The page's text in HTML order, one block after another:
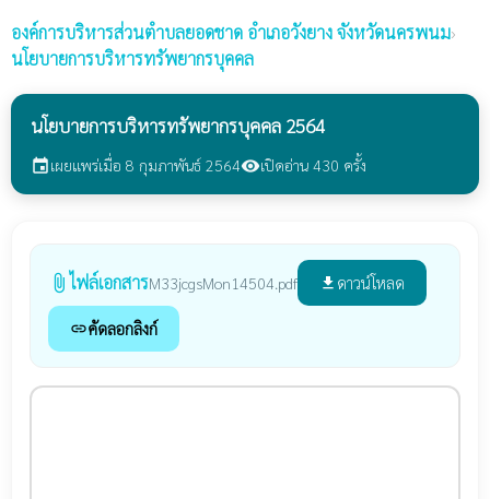
องค์การบริหารส่วนตำบลยอดชาด อำเภอวังยาง จังหวัดนครพนม›
นโยบายการบริหารทรัพยากรบุคคล
นโยบายการบริหารทรัพยากรบุคคล 2564
eventเผยแพร่เมื่อ 8 กุมภาพันธ์ 2564visibilityเปิดอ่าน 430 ครั้ง
attach_file ไฟล์เอกสารM33jcgsMon14504.pdf file_download ดาวน์โหลด
linkคัดลอกลิงก์